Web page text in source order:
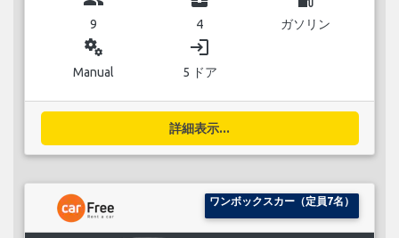
9 4 ガソリン
miscellaneous_services
Manual
login
5 ドア
詳細表示...
ワンボックスカー（定員7名）